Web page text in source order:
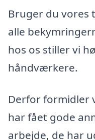
Bruger du vores
alle
hos os stiller vi
håndværkere.
Derfor formidler
har fået gode
arbejde, de har